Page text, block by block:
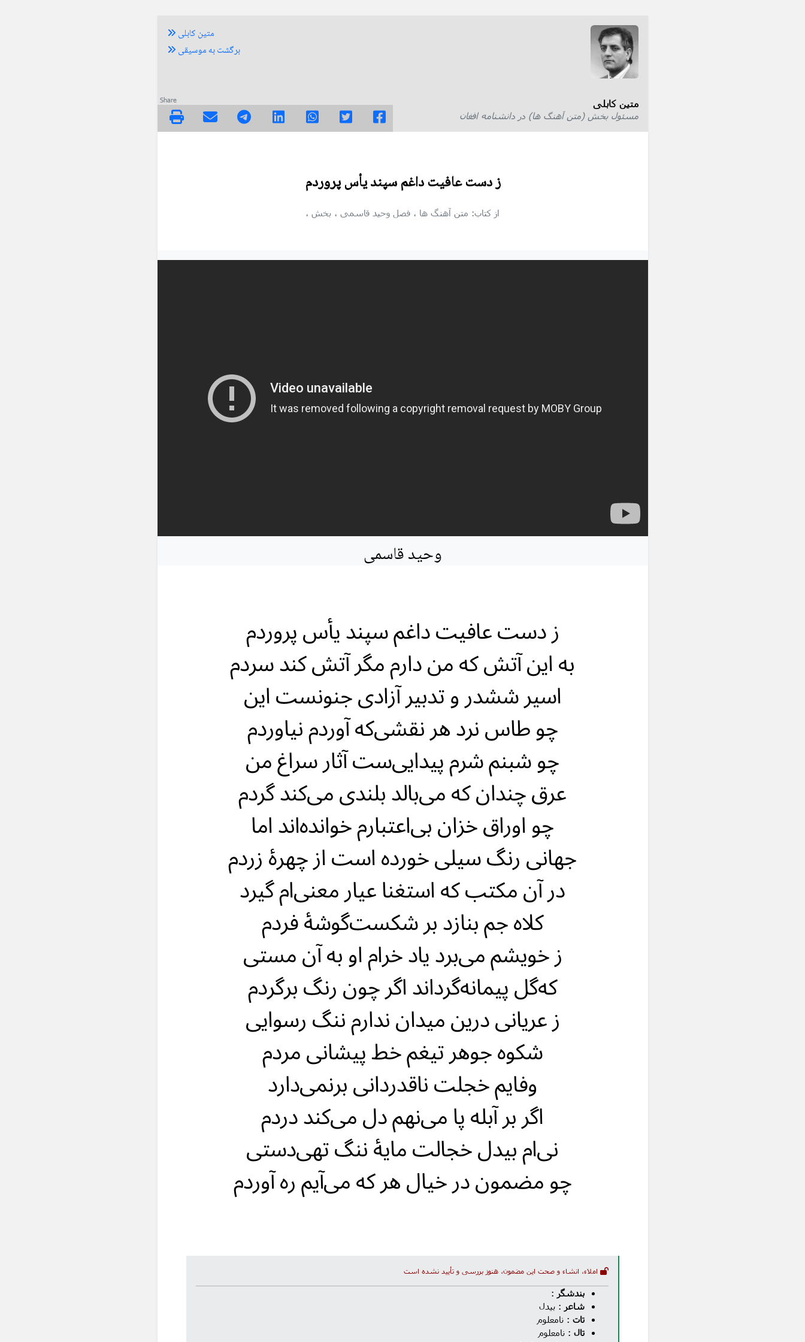
متین کابلی
مسئول بخش (متن آهنگ ها) در دانشنامه افغان
متین کابلی
برگشت به موسیقی
Share
ز دست عافیت داغم سپند یأس پروردم
از کتاب: متن آهنگ ها ، فصل وحید قاسمی ، بخش ،
وحید قاسمی
ز دست عافیت داغم سپند یأس پروردم
به این آتش که من دارم مگر آتش‌ کند سردم
اسیر ششدر و تدبیر آزادی جنونست این
چو طاس نرد هر نقشی‌که آوردم نیاوردم
چو شبنم شرم پیدایی‌ست آثار سراغ من
عرق چندان که می‌بالد بلندی می‌کند گردم
چو اوراق خزان بی‌اعتبارم خوانده‌اند اما
جهانی رنگ سیلی خورده است از چهرهٔ زردم
در آن مکتب که استغنا عیار معنی‌ام ‌گیرد
کلاه جم بنازد بر شکست‌گوشهٔ فردم
ز خویشم می‌برد یاد خرام او به آن مستی
که‌گل پیمانه‌گرداند اگر چون رنگ برگردم
ز عریانی درین میدان ندارم ننگ رسوایی
شکوه جوهر تیغم خط پیشانی مردم
وفایم خجلت ناقدردانی برنمی‌دارد
اگر بر آبله پا می‌نهم دل می‌کند دردم
نی‌ام بیدل خجالت مایهٔ ننگ تهی‌دستی
چو مضمون در خیال هر که می‌آیم ره آوردم
املاء، انشاء و صحت این مضمون، هنوز بررسی و تأیید نشده است
بندشگر :
شاعر : بیدل
تات : نامعلوم
تال : نامعلوم